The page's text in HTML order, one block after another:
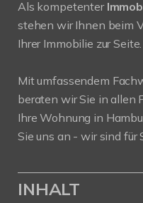
Als kompetenter
stehen wir Ihnen beim
Ihrer Immobilie zur Seite.
Mit umfassendem
beraten wir Sie in allen
Ihre Wohnung in
Sie uns an - wir sind für
INHALT